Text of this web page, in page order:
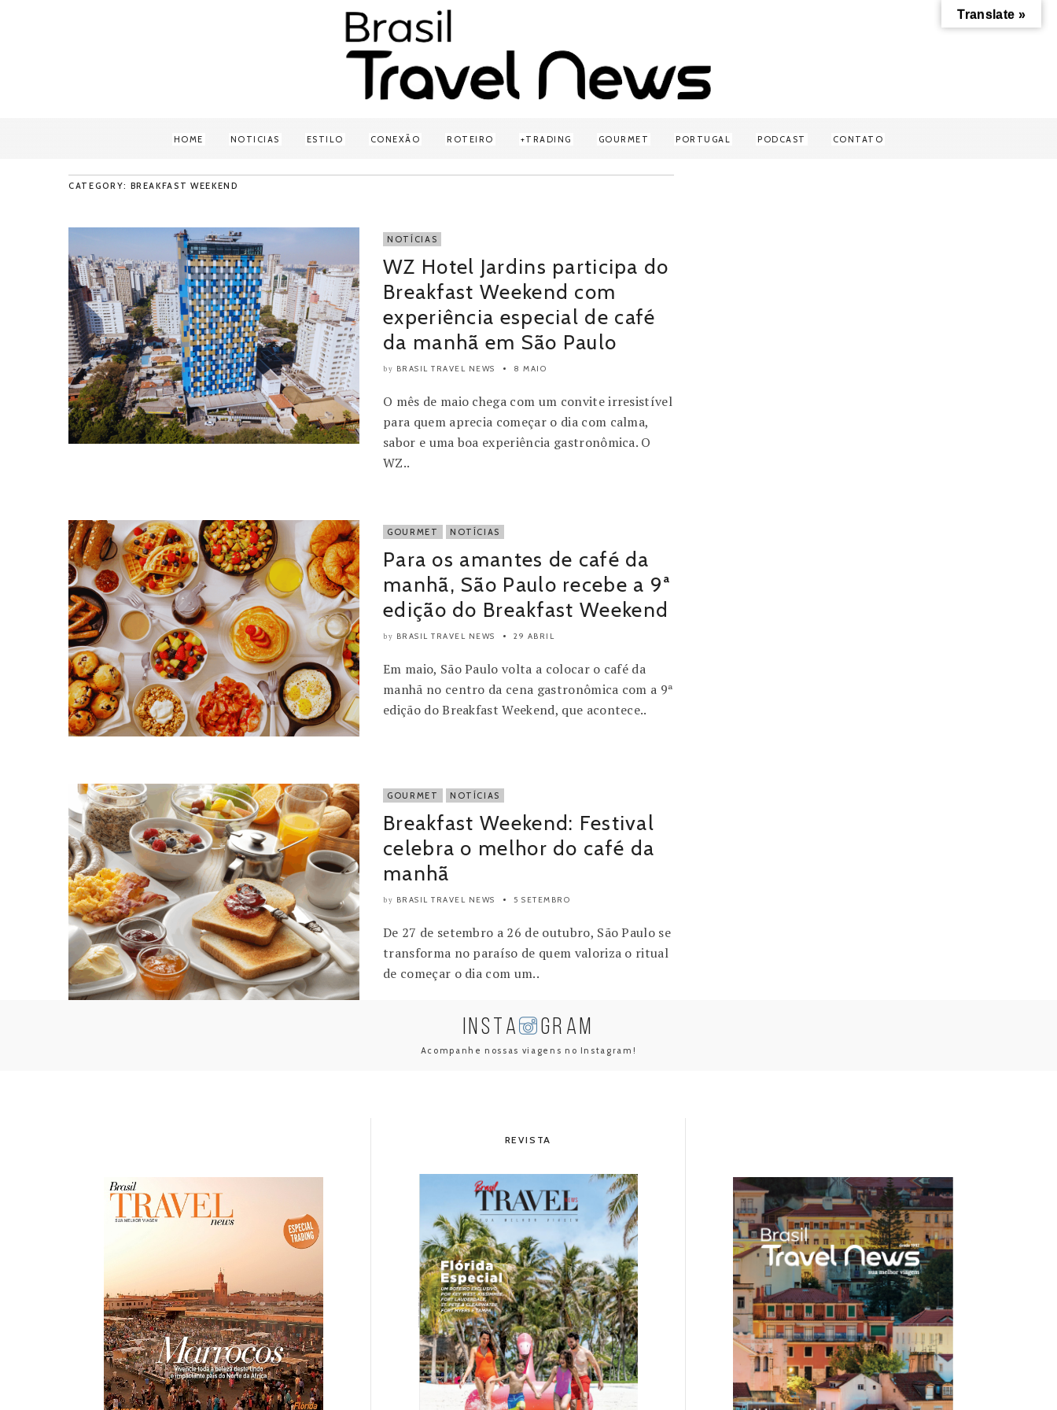
HOME NOTICIAS ESTILO CONEXÃO ROTEIRO TRADING GOURMET PORTUGAL PODCAST CONTATO
CATEGORY: BREAKFAST WEEKEND
NOTÍCIAS
WZ Hotel Jardins participa do
Breakfast Weekend com
experiência especial de café
da manhã em São Paulo
by BRASIL TRAVEL NEWS 8 MAIO
O mês de maio chega com um convite irresistível
para quem aprecia começar o dia com calma,
sabor e uma boa experiência gastronômica. O
WZ..
GOURMET NOTÍCIAS
Para os amantes de café da
manhã, São Paulo recebe a 9ª
edição do Breakfast Weekend
by BRASIL TRAVEL NEWS 29 ABRIL
Em maio, São Paulo volta a colocar o café da
manhã no centro da cena gastronômica com a 9ª
edição do Breakfast Weekend, que acontece..
GOURMET NOTÍCIAS
Breakfast Weekend: Festival
celebra o melhor do café da
manhã
by BRASIL TRAVEL NEWS 5 SETEMBRO
De 27 de setembro a 26 de outubro, São Paulo se
transforma no paraíso de quem valoriza o ritual
de começar o dia com um..
INSTA GRAM
Acompanhe nossas viagens no Instagram!
REVISTA
Translate »